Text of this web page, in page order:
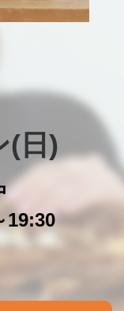
(日)
19:30